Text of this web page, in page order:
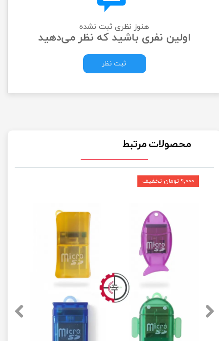
هنوز نظری ثبت نشده
اولین نفری باشید که نظر می‌دهید
ثبت نظر
محصولات مرتبط
۹,۰۰۰ تومان تخفیف